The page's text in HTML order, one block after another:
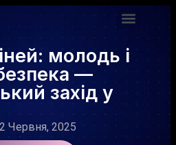
молодь і
—
захід у
Червня, 2025